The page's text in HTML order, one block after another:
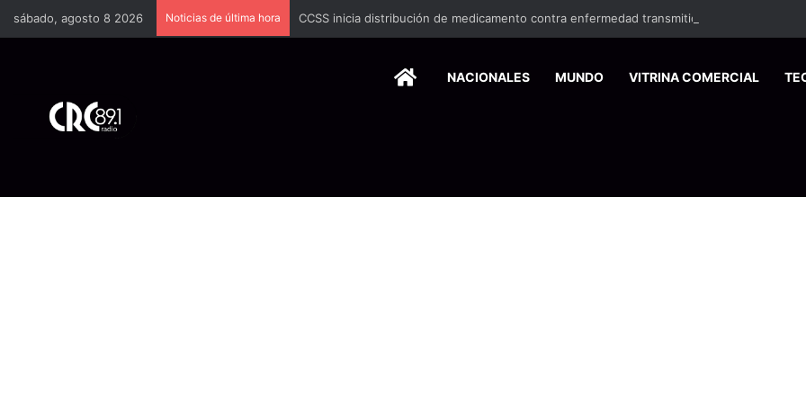
sábado, agosto 8 2026 Noticias de última hora
HOMENACIONALES MUNDO VITRINA COMERCIAL